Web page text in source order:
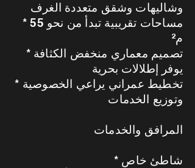
وشاليهات وشقق متعددة الغرف
* مساحات تقريبية تبدأ من نحو 55
م²
* تصميم معماري منخفض الكثافة
يوفر إطلالات بحرية
* تخطيط عمراني يراعي الخصوصية
وتوزيع الخدمات
المرافق والخدمات
* شاطئ خاص